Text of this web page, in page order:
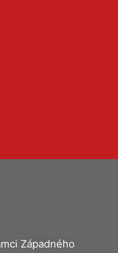
Západného